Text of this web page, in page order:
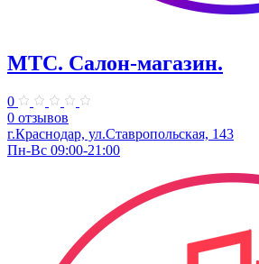
МТС. Салон-магазин.
0
0 отзывов
г.Краснодар, ул.Ставропольская, 143
Пн-Вс 09:00-21:00